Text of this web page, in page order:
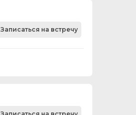
Записаться на встречу